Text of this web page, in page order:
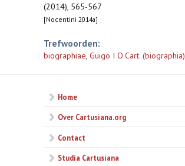
(2014), 565-567
[Nocentini 2014a]
Trefwoorden:
biographiae, Guigo I O.Cart. (biographia)
Home
Over Cartusiana.org
Contact
Studia Cartusiana